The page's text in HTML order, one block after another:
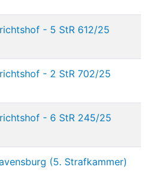
- 5 StR 612/25
- 2 StR 702/25
- 6 StR 245/25
(5. Strafkammer)